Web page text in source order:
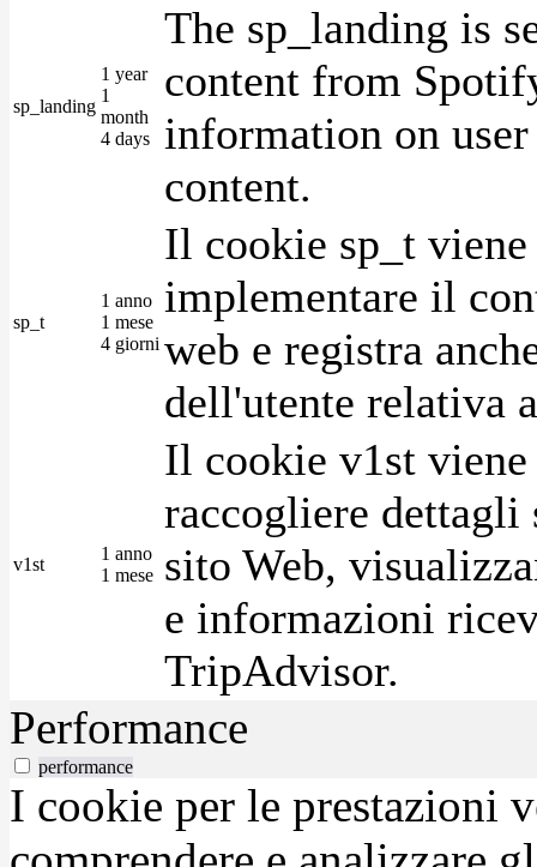
sp_landing
1 year
1
month
4 days
The sp_landing is
content from
information on
content.
sp_t
1 anno
1 mese
4 giorni
Il cookie sp_t
implementare il
web e registra
dell'utente relativa
v1st
1 anno
1 mese
Il cookie v1st
raccogliere
sito Web,
e informazioni
TripAdvisor.
Performance
performance
I cookie per le prestazioni